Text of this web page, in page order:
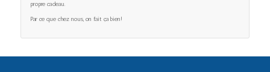
propre cadeau.
Par ce que chez nous, on fait ça bien!